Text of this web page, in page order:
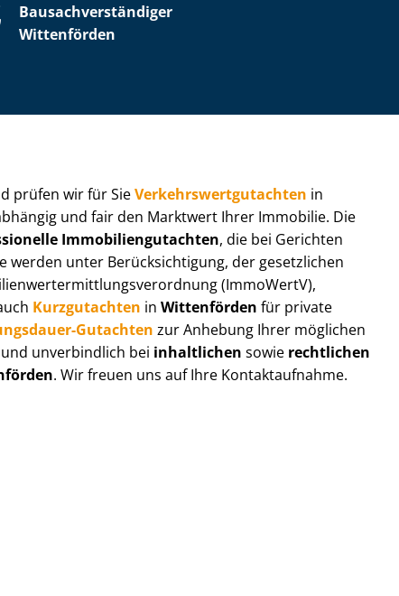
Bau­sach­ver­stän­di­ger
Wittenförden
prüfen wir für SieVer­kehrs­wert­gut­ach­ten in
und fair den Marktwert Ihrer Immobilie. Die
Im­mo­bi­li­en­gut­ach­ten, die bei Gerichten
werden unter Be­rück­sich­ti­gung, der gesetzlichen
(ImmoWertV),
Kurzgutachten in Wittenförden für private
Gutachten zur Anhebung Ihrer möglichen
unverbindlich bei inhaltlichen sowie rechtlichen
. Wir freuen uns auf Ihre Kontaktaufnahme.